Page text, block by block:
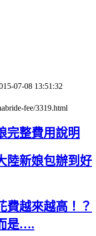
07-08 13:51:32
fee/3319.html
完整費用說明
陸新娘包辦到好
費越來越高！？
是….